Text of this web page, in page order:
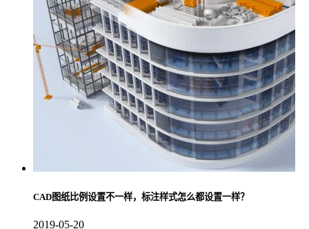
CAD图纸比例设置不一样，标注样式怎么都设置一样？
2019-05-20